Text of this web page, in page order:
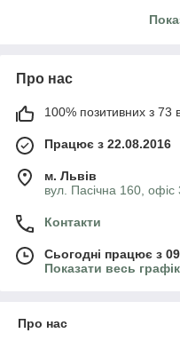
Встановивши регулятор
зможете варіювати
Reverberi) або гайок
Про нас
100% позитивних з 73
Працює з 22.08.2016
м. Львів
вул. Пасічна 160, офіс
Контакти
Сьогодні працює з
Показати весь
Про нас